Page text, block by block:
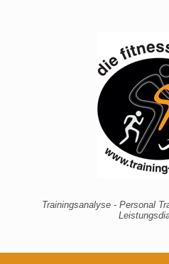
Trainingsanalyse - Personal